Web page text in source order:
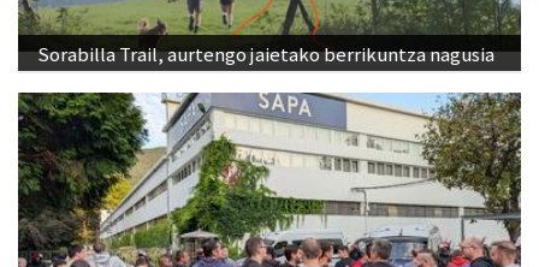
Sorabilla Trail, aurtengo jaietako berrikuntza nagusia